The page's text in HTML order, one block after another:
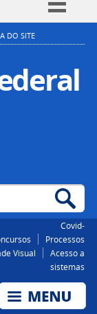
DO SITE
Covid-
Processos
Visual
Acesso a
sistemas